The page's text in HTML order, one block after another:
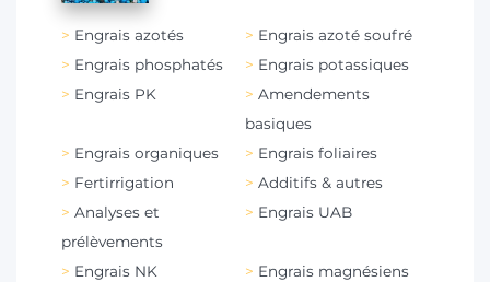
Engrais azotés
Engrais azoté soufré
Engrais phosphatés
Engrais potassiques
Engrais PK
Amendements
basiques
Engrais organiques
Engrais foliaires
Fertirrigation
Additifs & autres
Analyses et
prélèvements
Engrais UAB
Engrais NK
Engrais magnésiens